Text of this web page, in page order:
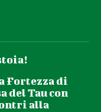
Fortezza di
del Tau con
alla